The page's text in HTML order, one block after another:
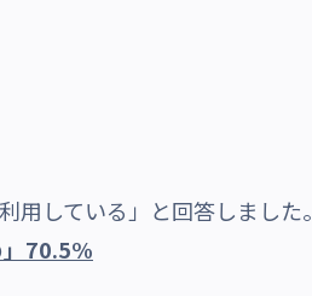
している」と回答しました。
」70.5%